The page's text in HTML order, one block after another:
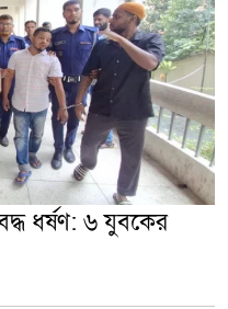
ধর্ষণ: ৬ যুবকের